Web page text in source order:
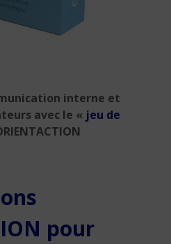
interne et
avec le « jeu de
pour